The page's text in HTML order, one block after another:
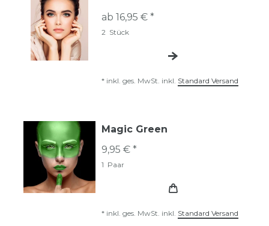
ab 16,95 € *
2 Stück
* inkl. ges. MwSt. inkl. Standard Versand
Magic Green
9,95 € *
1 Paar
* inkl. ges. MwSt. inkl. Standard Versand